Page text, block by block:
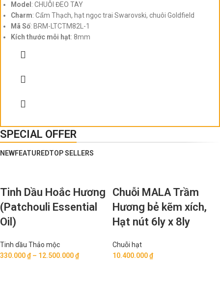
Model : CHUỖI ĐEO TAY
Charm: Cẩm Thạch, hạt ngọc trai Swarovski, chuôi Goldfield
Mã Số: BRM-LTCTM82L-1
Kích thước mỗi hạt: 8mm
SPECIAL OFFER
NEWFEATUREDTOP SELLERS
Tinh Dầu Hoắc Hương
(Patchouli Essential
Oil)
Tinh dầu Thảo mộc
330.000₫ – 12.500.000₫
Chuỗi MALA Trầm
Hương bẻ kẽm xích,
Hạt nút 6ly x 8ly
Chuỗi hạt
10.400.000₫